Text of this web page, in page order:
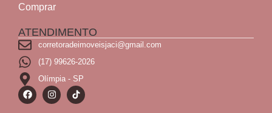
Comprar
ATENDIMENTO
corretoradeimoveisjaci@gmail.com
(17) 99626-2026
Olímpia - SP